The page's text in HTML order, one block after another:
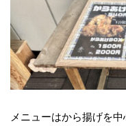
メニューはから揚げを